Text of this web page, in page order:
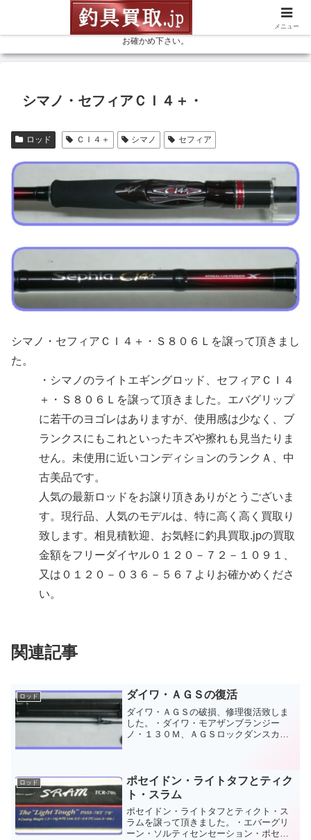
釣具を売るなら高価買取の釣具買取ドットジェイピーにお任せ下さい。リー
ル、ロッド等、釣具なら何でも、お見積（無料） 釣具専門店の買取金額を是非
お確かめ下さい。
シマノ・セフィアＣＩ４＋・
ロッド ＣＩ４＋ シマノ セフィア
シマノ・セフィアＣＩ４＋・Ｓ８０６Ｌを譲って頂きまし
た。
・シマノのライトエギングロッド、セフィアＣＩ４
＋・Ｓ８０６Ｌを譲って頂きました。エバグリップ
に若干のヨゴレはありますが、使用感は少なく、ブ
ランクスにもこれといったキズや擦れも見当たりま
せん。未使用に近いコンディションのランクＡ、中
古美品です。
人気の最新ロッドをお譲り頂きありがとうございま
す。現行品、人気のモデルは、特に高く高く買取り
致します。相見積歓迎、お気軽に釣具買取.jpの買取
金額をフリーダイヤル０１２０－７２－１０９１、
又は０１２０－０３６－５６７よりお確かめくださ
い。
関連記事
ロッド ダイワ・ＡＧＳの復活
ダイワ・ＡＧＳの破損、修理復活致しま
した。・ダイワ・モアザンブランジー
ノ・１３０Ｍ、ＡＧＳロックダンスカス
ー色や厚塗りエポキシも何の...
ロッド
ポセイドン・ライトタフとティク
ト・スラム
ポセイドン・ライトタフとティクト・ス
ラムを譲って頂きました。・エバーグリ
ーン・ソルティセンセーション・ポセイ
メニュー